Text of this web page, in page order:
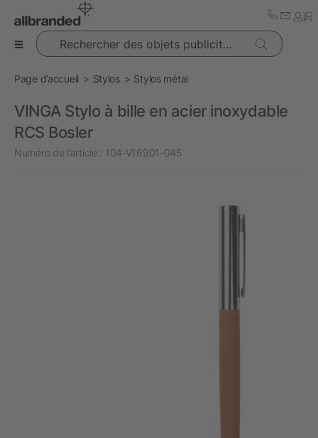
Rechercher des objets publicitaires
Page d’accueil Stylos Stylos métal
VINGA Stylo à bille en acier inoxydable
RCS Bosler
Numéro de l’article : 104-V16901-045